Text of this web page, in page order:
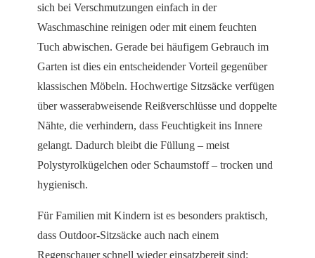
sich bei Verschmutzungen einfach in der
Waschmaschine reinigen oder mit einem feuchten
Tuch abwischen. Gerade bei häufigem Gebrauch im
Garten ist dies ein entscheidender Vorteil gegenüber
klassischen Möbeln. Hochwertige Sitzsäcke verfügen
über wasserabweisende Reißverschlüsse und doppelte
Nähte, die verhindern, dass Feuchtigkeit ins Innere
gelangt. Dadurch bleibt die Füllung – meist
Polystyrolkügelchen oder Schaumstoff – trocken und
hygienisch.
Für Familien mit Kindern ist es besonders praktisch,
dass Outdoor-Sitzsäcke auch nach einem
Regenschauer schnell wieder einsatzbereit sind: